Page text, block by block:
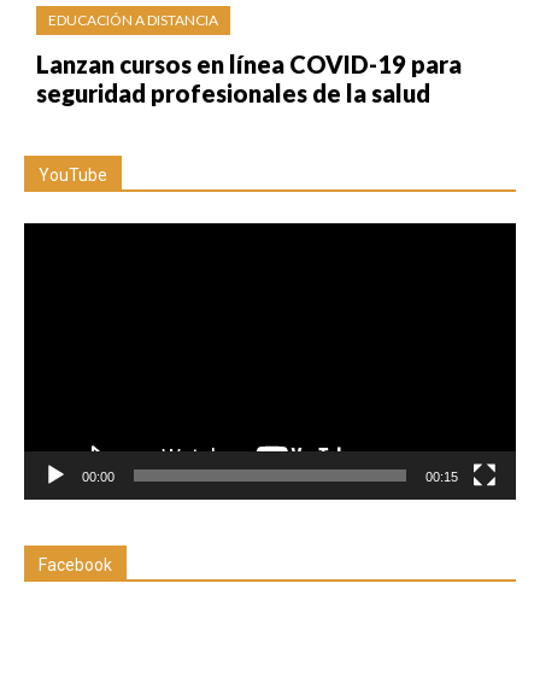
EDUCACIÓN A DISTANCIA
Lanzan cursos en línea COVID-19 para
seguridad profesionales de la salud
YouTube
00:00 00:15
Facebook